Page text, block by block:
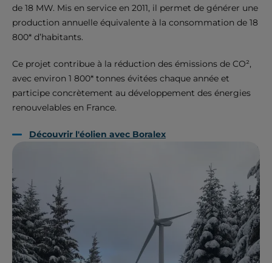
de 18 MW. Mis en service en 2011, il permet de générer une
production annuelle équivalente à la consommation de 18
800* d’habitants.
Ce projet contribue à la réduction des émissions de CO²,
avec environ 1 800* tonnes évitées chaque année et
participe concrètement au développement des énergies
renouvelables en France.
Découvrir l'éolien avec Boralex